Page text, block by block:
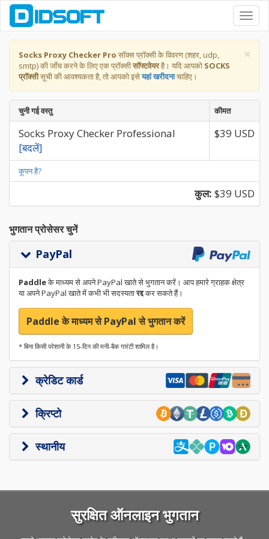
×
Socks Proxy Checker Pro सॉक्स प्रॉक्सी के विवरण (शहर, udp,
smtp) की जाँच करने के लिए एक प्रॉक्सीसॉफ्टवेयरहै। यदि आपको SOCKS
प्रॉक्सीसूची की आवश्यकता है, तो आपको इसेयहां खरीदनाचाहिए।
चुनी गई वस्तु कीमत
Socks Proxy Checker Professional
[बदलें]
$39 USD
कूपन है?
कुल: $39 USD
भुगतान प्रोसेसर चुनें
PayPal
Paddleके माध्यम से अपने PayPal खाते से भुगतान करें। आप हमारे ग्राहक क्षेत्र
या अपने PayPal खाते में कभी भी सदस्यतारद्दकर सकते हैं।
Paddle के माध्यम से PayPal से भुगतान करें
* बिना किसी परेशानी के 15-दिन की मनी-बैक गारंटी शामिल है।
क्रेडिट कार्ड
क्रिप्टो
स्थानीय
सुरक्षित ऑनलाइन भुगतान